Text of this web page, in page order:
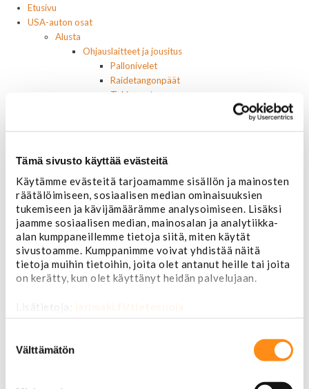
Tämä sivusto käyttää evästeitä
Käytämme evästeitä tarjoamamme sisällön ja mainosten
räätälöimiseen, sosiaalisen median ominaisuuksien
tukemiseen ja kävijämäärämme analysoimiseen. Lisäksi
jaamme sosiaalisen median, mainosalan ja analytiikka-
alan kumppaneillemme tietoja siitä, miten käytät
sivustoamme. Kumppanimme voivat yhdistää näitä
tietoja muihin tietoihin, joita olet antanut heille tai joita
on kerätty, kun olet käyttänyt heidän palvelujaan.
Lisätietoja: jarimaki.fi/tietosuoja
valinta
Välttämätön
Etusivu
USA-auton osat
Alusta
Ohjauslaitteet ja jousitus
Pallonivelet
Raidetangonpäät
Tukivarret
Autonhoito
Vahat ja autonhoito
Työkalut ja tarvikkeet
Ruuvit ja mutterit
Huolto-osat ja tarvikkeet
Jarru-osat
Jarrupalat (eteen)
Jarrupalat (taakse)
Jarrukengät